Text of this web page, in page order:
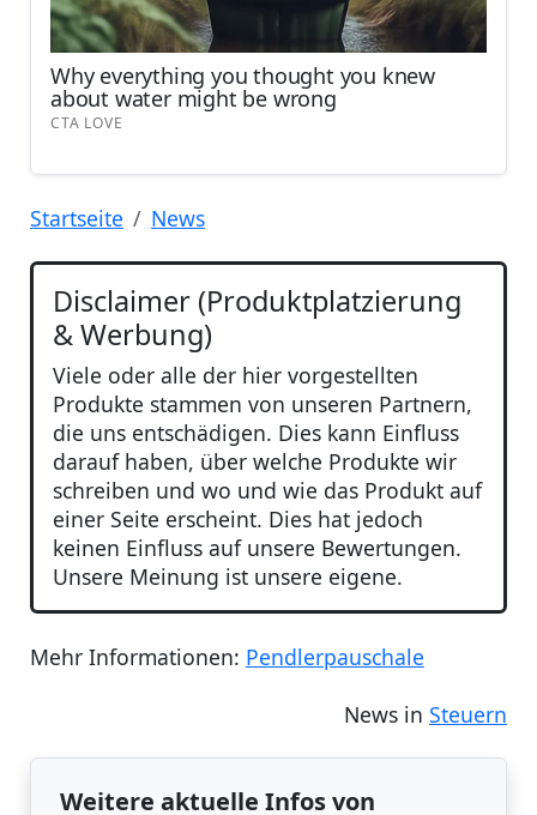
Startseite News
Disclaimer (Produktplatzierung
& Werbung)
Viele oder alle der hier vorgestellten
Produkte stammen von unseren Partnern,
die uns entschädigen. Dies kann Einfluss
darauf haben, über welche Produkte wir
schreiben und wo und wie das Produkt auf
einer Seite erscheint. Dies hat jedoch
keinen Einfluss auf unsere Bewertungen.
Unsere Meinung ist unsere eigene.
Mehr Informationen: Pendlerpauschale
News in Steuern
Weitere aktuelle Infos von